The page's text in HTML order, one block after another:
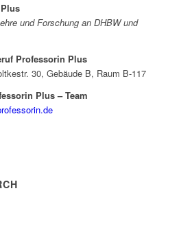
und Forschung an DHBW und
Professorin Plus
30, Gebäude B, Raum B-117
Plus – Team